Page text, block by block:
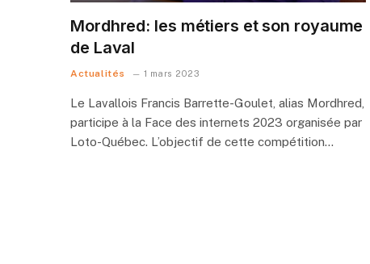
Mordhred: les métiers et son royaume
de Laval
Actualités 1 mars 2023
Le Lavallois Francis Barrette-Goulet, alias Mordhred,
participe à la Face des internets 2023 organisée par
Loto-Québec. L’objectif de cette compétition…